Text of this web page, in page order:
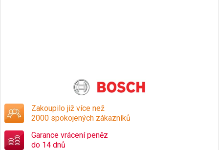
Zakoupilo již více než
2000 spokojených zákazníků
Garance vrácení peněz
do 14 dnů